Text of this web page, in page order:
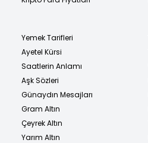
Yemek Tarifleri
Ayetel Kürsi
Saatlerin Anlamı
Aşk Sözleri
Günaydın Mesajları
Gram Altın
Çeyrek Altın
Yarım Altın